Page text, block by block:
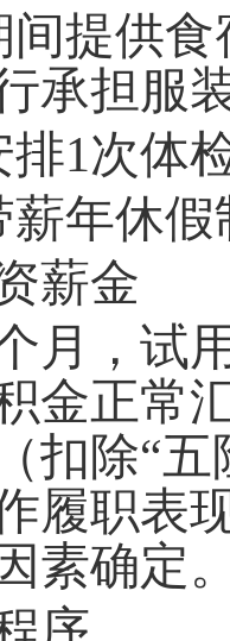
间提供
承担服
排1次体
薪年休假
薪金
月，试
金正常
扣除“
履职表
素确定